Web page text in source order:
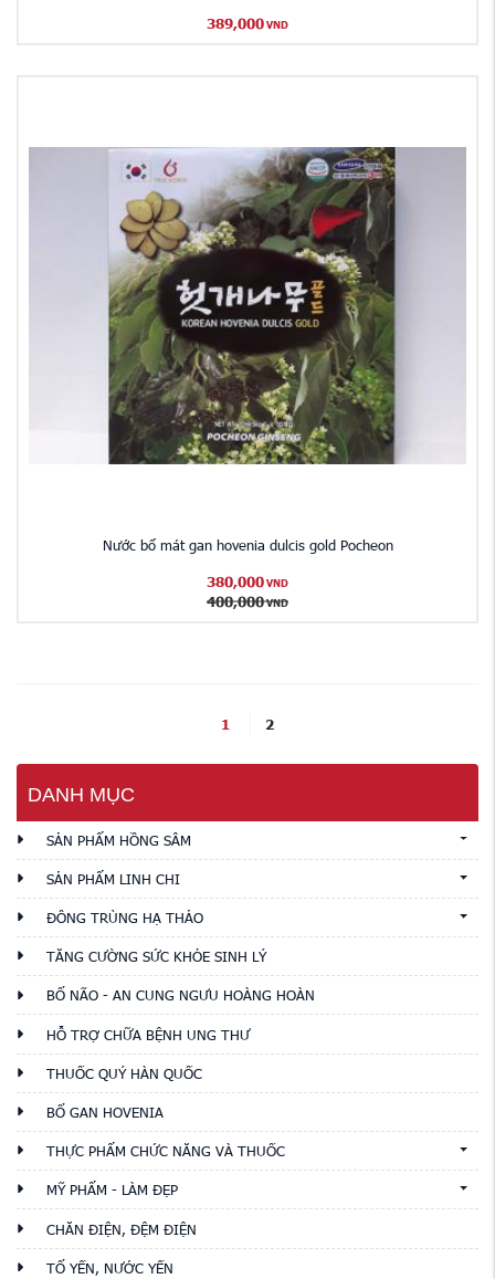
389,000 VND
Nước bổ mát gan hovenia dulcis gold Pocheon
380,000 VND
400,000 VND
1 2
DANH MỤC
SẢN PHẨM HỒNG SÂM
SẢN PHẨM LINH CHI
ĐÔNG TRÙNG HẠ THẢO
TĂNG CƯỜNG SỨC KHỎE SINH LÝ
BỔ NÃO - AN CUNG NGƯU HOÀNG HOÀN
HỖ TRỢ CHỮA BỆNH UNG THƯ
THUỐC QUÝ HÀN QUỐC
BỔ GAN HOVENIA
THỰC PHẨM CHỨC NĂNG VÀ THUỐC
MỸ PHẨM - LÀM ĐẸP
CHĂN ĐIỆN, ĐỆM ĐIỆN
TỔ YẾN, NƯỚC YẾN